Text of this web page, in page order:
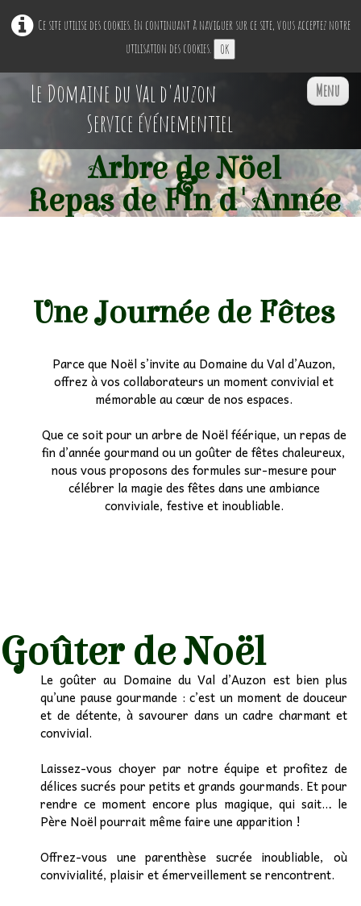
Ce site utilise des cookies. En continuant à naviguer sur ce site, vous acceptez notre
utilisation des cookies. OK
Le Domaine du Val d'Auzon
Service événementiel
Menu
Accueil
Restaurant Ephémère▼
Professionnels▼
Etudiants
Associatif ▼
Autocariste▼
Arbre de Nöel
&
Repas de Fin d'Année
Une Journée de Fêtes
Parce que Noël s’invite au Domaine du Val d’Auzon,
offrez à vos collaborateurs un moment convivial et
mémorable au cœur de nos espaces.
Que ce soit pour un arbre de Noël féérique, un repas de
fin d’année gourmand ou un goûter de fêtes chaleureux,
nous vous proposons des formules sur-mesure pour
célébrer la magie des fêtes dans une ambiance
conviviale, festive et inoubliable.
Goûter de Noël
Le goûter au Domaine du Val d’Auzon est bien plus
qu’une pause gourmande : c’est un moment de douceur
et de détente, à savourer dans un cadre charmant et
convivial.
Laissez-vous choyer par notre équipe et profitez de
délices sucrés pour petits et grands gourmands. Et pour
rendre ce moment encore plus magique, qui sait… le
Père Noël pourrait même faire une apparition !
Offrez-vous une parenthèse sucrée inoubliable, où
convivialité, plaisir et émerveillement se rencontrent.